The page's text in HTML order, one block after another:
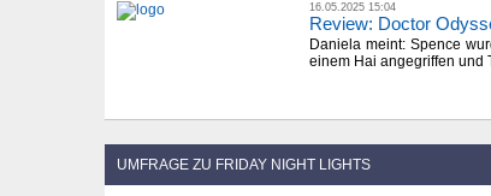
16.05.2025 15:04
Review: Doctor
Daniela meint: Spence
einem Hai angegriffen und
UMFRAGE ZU FRIDAY NIGHT LIGHTS